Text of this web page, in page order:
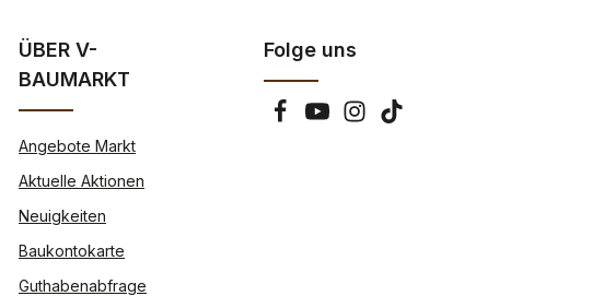
ÜBER V-
BAUMARKT
Angebote Markt
Aktuelle Aktionen
Neuigkeiten
Baukontokarte
Guthabenabfrage
Folge uns